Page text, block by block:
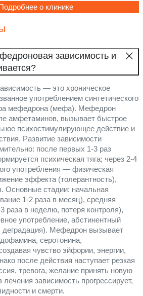
о клинике
зависимость и
— это хроническое
употреблением синтетического
мефедрона (мефа). Мефедрон
амфетаминов, вызывает быстрое
психостимулирующее действие и
Развитие зависимости
после первых 1-3 раз
психическая тяга; через 2-4
употребления — физическая
эффекта (толерантность),
Основные стадии: начальная
1-2 раза в месяц), средняя
раза в неделю, потеря контроля),
употребление, абстинентный
деградация). Мефедрон вызывает
серотонина,
чувство эйфории, энергии,
после действия наступает резкая
тревога, желание принять новую
зависимость прогрессирует,
и смерти.